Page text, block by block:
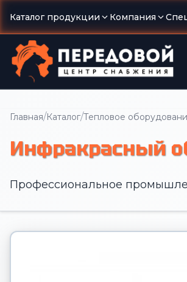
Каталог продукции Компания
Главная/Каталог/Тепловое
Инфракрасный
Профессиональное